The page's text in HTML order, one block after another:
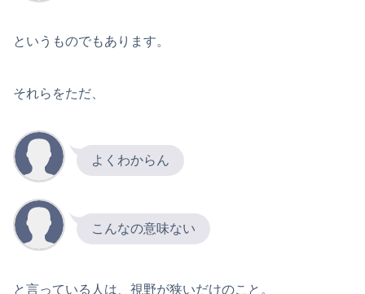
というものでもあります。
それらをただ、
よくわからん
こんなの意味ない
と言っている人は、視野が狭いだけのこと。